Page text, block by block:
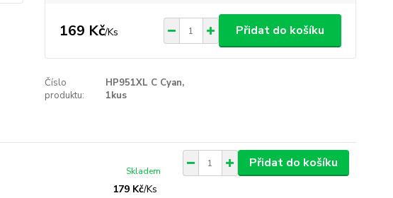
169 Kč/Ks Přidat do košíku
Číslo
produktu:
HP951XL C Cyan,
1kus
179 Kč/Ks
Skladem
Přidat do košíku